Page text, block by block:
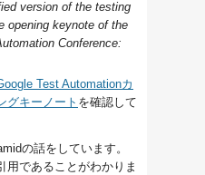
version of the testing
opening keynote of the
Conference:
Test Automationカ
グキーノート を確認して
の話をしています。
用であることがわかりま